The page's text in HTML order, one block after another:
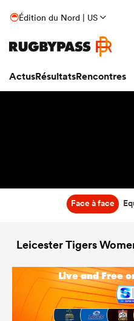
Édition du Nord | US
ActusRésultatsRencontres
Face à face
Leicester Tigers